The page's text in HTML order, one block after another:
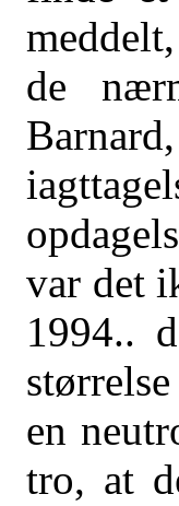
​​de
var det
1994..
en
tro, at